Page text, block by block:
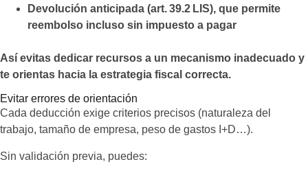
Devolución anticipada (art. 39.2 LIS), que permite
reembolso incluso sin impuesto a pagar
Así evitas dedicar recursos a un mecanismo inadecuado y
te orientas hacia la estrategia fiscal correcta.
Evitar errores de orientación
Cada deducción exige criterios precisos (naturaleza del
trabajo, tamaño de empresa, peso de gastos I+D…).
Sin validación previa, puedes: